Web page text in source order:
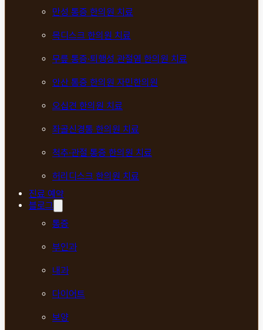
만성 통증 한의원 치료
목디스크 한의원 치료
무릎 통증·퇴행성 관절염 한의원 치료
안산 통증 한의원 자민한의원
오십견 한의원 치료
좌골신경통 한의원 치료
척추·관절 통증 한의원 치료
허리디스크 한의원 치료
진료 예약
블로그
통증
부인과
내과
다이어트
보양